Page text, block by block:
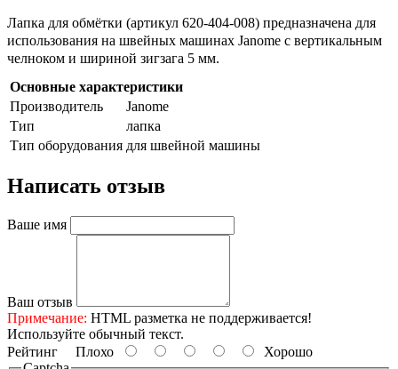
Лапка для обмётки (артикул 620-404-008) предназначена для
использования на швейных машинах Janome с вертикальным
челноком и шириной зигзага 5 мм.
Основные характеристики
Производитель
Janome
Тип
лапка
Тип оборудования для швейной машины
Написать отзыв
Ваше имя
Ваш отзыв
Примечание: HTML разметка не поддерживается!
Используйте обычный текст.
Рейтинг Плохо
Хорошо